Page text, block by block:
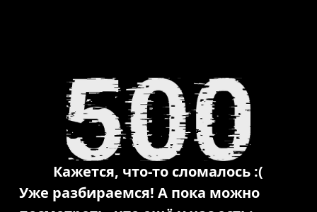
Кажется, что-то сломалось :(
Уже разбираемся! А пока можно